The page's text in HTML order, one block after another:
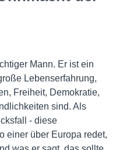
Mann. Er ist ein
Lebenserfahrung,
Freiheit, Demokratie,
sind. Als
- diese
einer über Europa redet,